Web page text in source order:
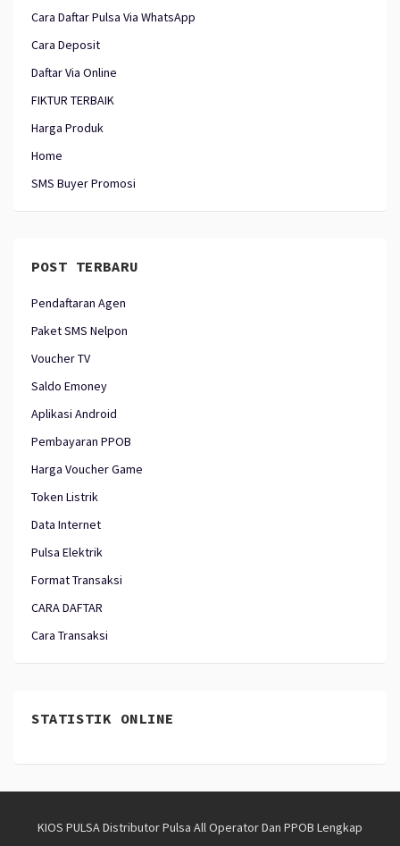
Cara Daftar Pulsa Via WhatsApp
Cara Deposit
Daftar Via Online
FIKTUR TERBAIK
Harga Produk
Home
SMS Buyer Promosi
POST TERBARU
Pendaftaran Agen
Paket SMS Nelpon
Voucher TV
Saldo Emoney
Aplikasi Android
Pembayaran PPOB
Harga Voucher Game
Token Listrik
Data Internet
Pulsa Elektrik
Format Transaksi
CARA DAFTAR
Cara Transaksi
STATISTIK ONLINE
KIOS PULSA Distributor Pulsa All Operator Dan PPOB Lengkap